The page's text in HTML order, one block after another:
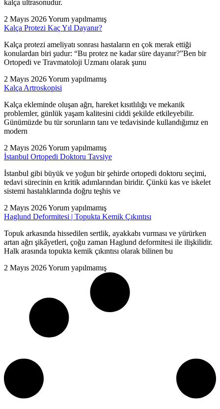
kalça ultrasonudur.
2 Mayıs 2026Yorum yapılmamış
Kalça Protezi Kaç Yıl Dayanır?
Kalça protezi ameliyatı sonrası hastaların en çok merak ettiği
konulardan biri şudur: “Bu protez ne kadar süre dayanır?”Ben bir
Ortopedi ve Travmatoloji Uzmanı olarak şunu
2 Mayıs 2026Yorum yapılmamış
Kalça Artroskopisi
Kalça ekleminde oluşan ağrı, hareket kısıtlılığı ve mekanik
problemler, günlük yaşam kalitesini ciddi şekilde etkileyebilir.
Günümüzde bu tür sorunların tanı ve tedavisinde kullandığımız en
modern
2 Mayıs 2026Yorum yapılmamış
İstanbul Ortopedi Doktoru Tavsiye
İstanbul gibi büyük ve yoğun bir şehirde ortopedi doktoru seçimi,
tedavi sürecinin en kritik adımlarından biridir. Çünkü kas ve iskelet
sistemi hastalıklarında doğru teşhis ve
2 Mayıs 2026Yorum yapılmamış
Haglund Deformitesi | Topukta Kemik Çıkıntısı
Topuk arkasında hissedilen sertlik, ayakkabı vurması ve yürürken
artan ağrı şikâyetleri, çoğu zaman Haglund deformitesi ile ilişkilidir.
Halk arasında topukta kemik çıkıntısı olarak bilinen bu
2 Mayıs 2026Yorum yapılmamış